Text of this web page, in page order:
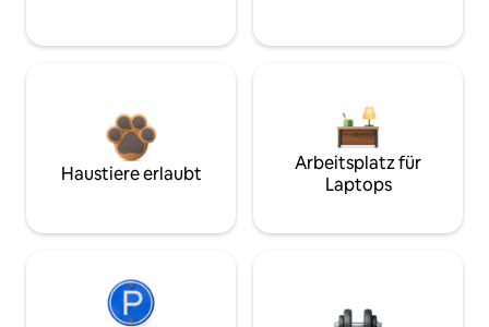
Haustiere erlaubt
Arbeitsplatz für
Laptops